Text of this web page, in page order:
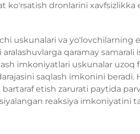
ko'rsatish dronlarini xavfsizlikka
uskunalari va yo'lovchilarning
qaramay samarali
imkoniyatlari uskunalar uzoq
saqlash imkonini beradi.
etish zarurati paytida
reaksiya imkoniyatini